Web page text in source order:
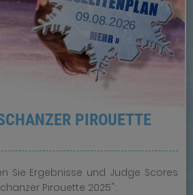
09.08.2026
PIROUETTE
Sie Ergebnisse und Judge Scores
Pirouette 2025":